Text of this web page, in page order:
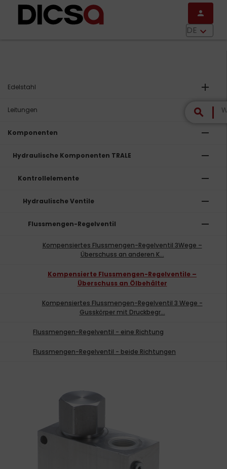
person
DE keyboard_arrow_down
search
Edelstahl add
Leitungen add
Komponenten remove
Hydraulische Komponenten TRALE remove
Kontrollelemente remove
Hydraulische Ventile remove
Flussmengen-Regelventil remove
Kompensiertes Flussmengen-Regelventil 3Wege –
Überschuss an anderen K...
Kompensierte Flussmengen-Regelventile –
Überschuss an Ölbehälter
Kompensiertes Flussmengen-Regelventil 3 Wege -
Gusskörper mit Druckbegr...
Flussmengen-Regelventil - eine Richtung
Flussmengen-Regelventil - beide Richtungen